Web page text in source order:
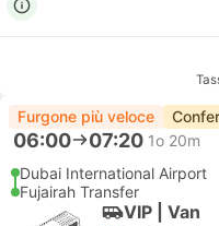
Furgone più veloce
06:00 07:20 1o 20m
Dubai International Airport
Fujairah Transfer
VIP | Van